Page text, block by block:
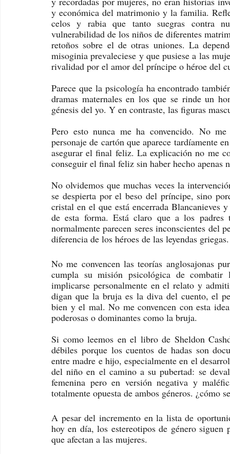
y económica del matrimonio y la familia.
celos y rabia que tanto suegras contra
vulnerabilidad de los niños de diferentes
retoños sobre el de otras uniones. La
misoginia prevaleciese y que pusiese a las
rivalidad por el amor del príncipe o héroe del
Parece que la psicología ha encontrado
dramas maternales en los que se rinde un
génesis del yo. Y en contraste, las figuras
Pero esto nunca me ha convencido. No
personaje de cartón que aparece tardíamente
asegurar el final feliz. La explicación no me
conseguir el final feliz sin haber hecho apenas
No olvidemos que muchas veces la
se despierta por el beso del príncipe, sino
cristal en el que está encerrada Blancanieves
de esta forma. Está claro que a los
normalmente parecen seres inconscientes del
diferencia de los héroes de las leyendas
No me convencen las teorías anglosajonas
cumpla su misión psicológica de combatir
implicarse personalmente en el relato y
digan que la bruja es la diva del cuento, el
bien y el mal. No me convencen con esta
poderosas o dominantes como la bruja.
Si como leemos en el libro de Sheldon
débiles porque los cuentos de hadas son
entre madre e hijo, especialmente en el
del niño en el camino a su pubertad: se
femenina pero en versión negativa y
totalmente opuesta de ambos géneros. ¿cómo
A pesar del incremento en la lista de
hoy en día, los estereotipos de género siguen
que afectan a las mujeres.